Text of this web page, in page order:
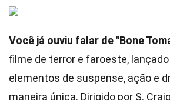
Você já ouviu falar de "Bone
filme de terror e faroeste,
elementos de suspense, ação e
maneira única. Dirigido por S.